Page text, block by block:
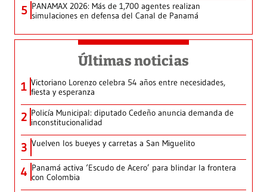
5 PANAMAX 2026: Más de 1,700 agentes realizan
simulaciones en defensa del Canal de Panamá
Últimas noticias
1 Victoriano Lorenzo celebra 54 años entre necesidades,
fiesta y esperanza
2 Policía Municipal: diputado Cedeño anuncia demanda de
inconstitucionalidad
3 Vuelven los bueyes y carretas a San Miguelito
4 Panamá activa ‘Escudo de Acero’ para blindar la frontera
con Colombia